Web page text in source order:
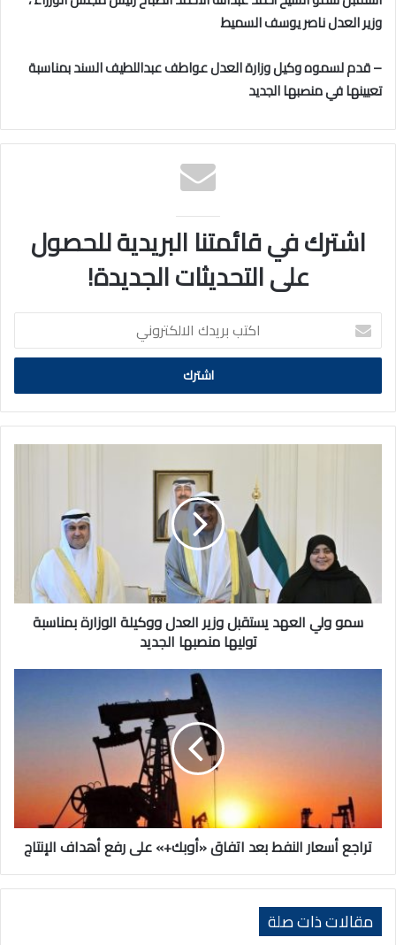
وزير العدل ناصر يوسف السميط
– قدم لسموه وكيل وزارة العدل عواطف عبداللطيف السند بمناسبة
تعيينها في منصبها الجديد
اشترك في قائمتنا البريدية للحصول
على التحديثات الجديدة!
اكتب
بريدك
الالكتروني
ووكيلة
الوزارة
بمناسبة
توليهاسمو ولي العهد يستقبل وزير العدل ووكيلة الوزارة بمناسبة
توليها منصبها الجديد
على
أهداف
الإنتاج
تراجع أسعار النفط بعد اتفاق «أوبك+» على رفع أهداف الإنتاج
مقالات ذات صلة